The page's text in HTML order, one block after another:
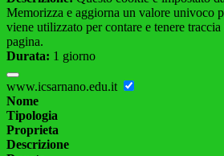
Memorizza e aggiorna un valore univoco
viene utilizzato per contare e tenere
pagina.
Durata: 1 giorno
www.icsarnano.edu.it
Nome
Tipologia
Proprieta
Descrizione